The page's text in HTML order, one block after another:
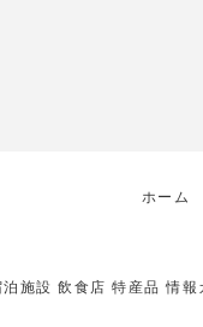
ホーム
施設 飲食店 特産品 情報